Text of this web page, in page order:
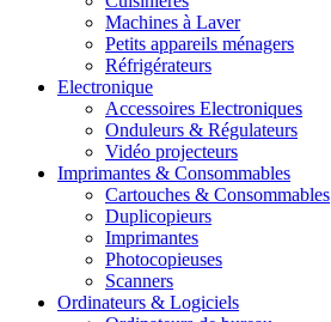
Machines à Laver
Petits appareils ménagers
Réfrigérateurs
Electronique
Accessoires Electroniques
Onduleurs & Régulateurs
Vidéo projecteurs
Imprimantes & Consommables
Cartouches & Consommables
Duplicopieurs
Imprimantes
Photocopieuses
Scanners
Ordinateurs & Logiciels